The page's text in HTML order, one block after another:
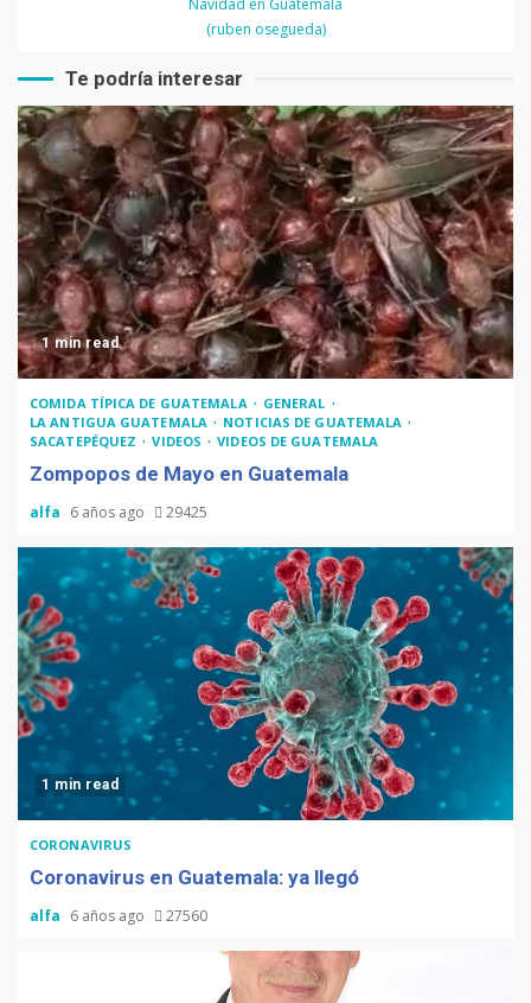
(ruben osegueda)
Te podría interesar
1 min read
COMIDA TÍPICA DE GUATEMALA
GENERAL
LA ANTIGUA GUATEMALA
NOTICIAS DE GUATEMALA
SACATEPÉQUEZ
VIDEOS VIDEOS DE GUATEMALA
Zompopos de Mayo en Guatemala
alfa 6 años ago 29425
1 min read
CORONAVIRUS
Coronavirus en Guatemala: ya llegó
alfa 6 años ago 27560